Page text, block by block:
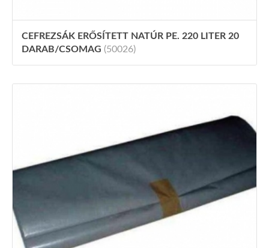
CEFREZSÁK ERŐSÍTETT NATÚR PE. 220 LITER 20
DARAB/CSOMAG (50026)